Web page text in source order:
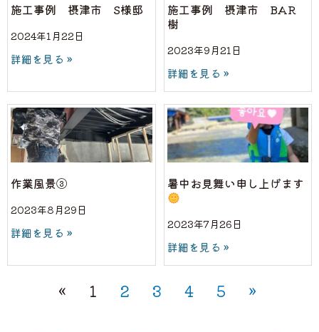
施工事例 摂津市 S様邸
2024年1月22日
詳細を見る »
施工事例 摂津市 BAR
樹
2023年9月21日
詳細を見る »
作業風景③
2023年8月29日
詳細を見る »
暑中お見舞い申し上げます
2023年7月26日
詳細を見る »
« 1 2 3 4 5 »